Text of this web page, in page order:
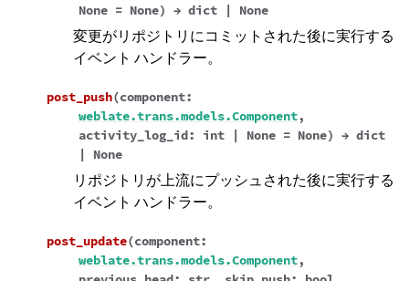
None = None) → dict | None
変更がリポジトリにコミットされた後に実行する
イベント ハンドラー。
post_push(component:
weblate.trans.models.Component,
activity_log_id: int | None = None) → dict
|
None
リポジトリが上流にプッシュされた後に実行する
イベント ハンドラー。
post_update(component:
weblate.trans.models.Component,